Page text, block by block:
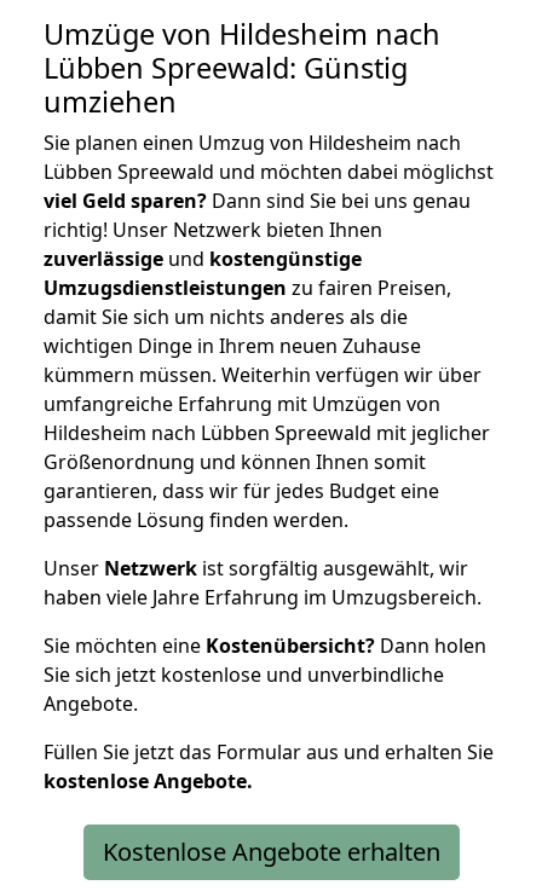
Umzüge von Hildesheim nach
Lübben Spreewald: Günstig
umziehen
Sie planen einen Umzug von Hildesheim nach
Lübben Spreewald und möchten dabei möglichst
viel Geld sparen? Dann sind Sie bei uns genau
richtig! Unser Netzwerk bieten Ihnen
zuverlässige und kostengünstige
Umzugsdienstleistungen zu fairen Preisen,
damit Sie sich um nichts anderes als die
wichtigen Dinge in Ihrem neuen Zuhause
kümmern müssen. Weiterhin verfügen wir über
umfangreiche Erfahrung mit Umzügen von
Hildesheim nach Lübben Spreewald mit jeglicher
Größenordnung und können Ihnen somit
garantieren, dass wir für jedes Budget eine
passende Lösung finden werden.
Unser Netzwerk ist sorgfältig ausgewählt, wir
haben viele Jahre Erfahrung im Umzugsbereich.
Sie möchten eine Kostenübersicht? Dann holen
Sie sich jetzt kostenlose und unverbindliche
Angebote.
Füllen Sie jetzt das Formular aus und erhalten Sie
kostenloseAngebote.
Kostenlose Angebote erhalten